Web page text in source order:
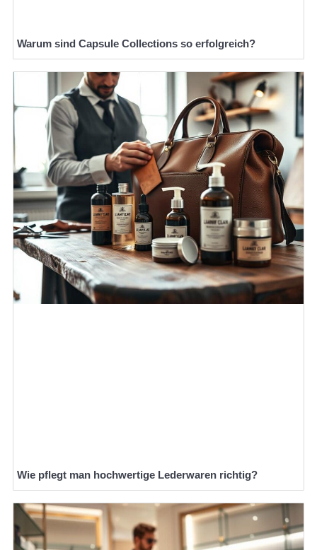
Warum sind Capsule Collections so erfolgreich?
Wie pflegt man hochwertige Lederwaren richtig?